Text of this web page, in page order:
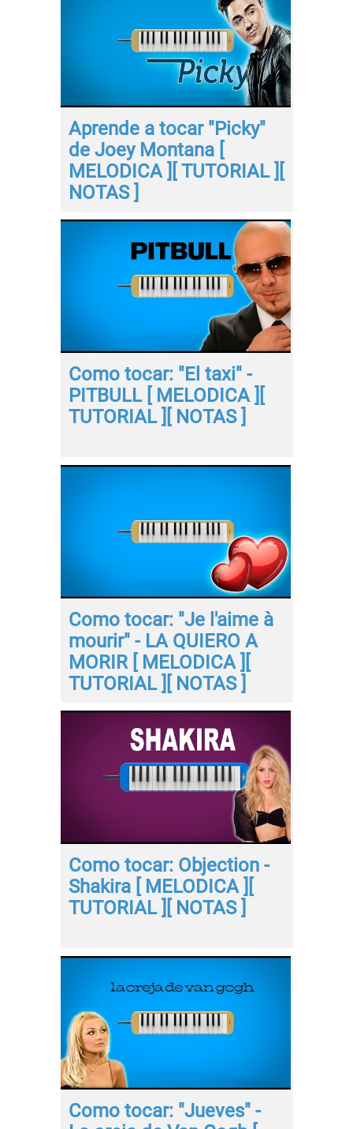
Aprende a tocar "Picky"
de Joey Montana [
MELODICA ][ TUTORIAL ][
NOTAS ]
Como tocar: "El taxi" -
PITBULL [ MELODICA ][
TUTORIAL ][ NOTAS ]
Como tocar: "Je l'aime à
mourir" - LA QUIERO A
MORIR [ MELODICA ][
TUTORIAL ][ NOTAS ]
Como tocar: Objection -
Shakira [ MELODICA ][
TUTORIAL ][ NOTAS ]
Como tocar: "Jueves" -